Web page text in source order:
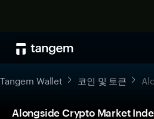
Tangem Wallet 코인 및 토큰
Alongside Crypto Market